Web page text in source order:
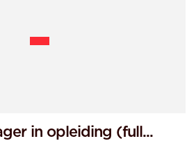
in opleiding (full...